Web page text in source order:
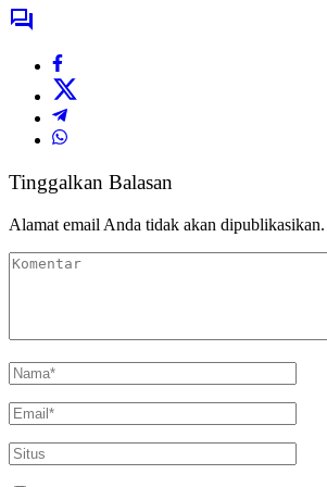
Tinggalkan Balasan
Alamat email Anda tidak akan dipublikasikan.